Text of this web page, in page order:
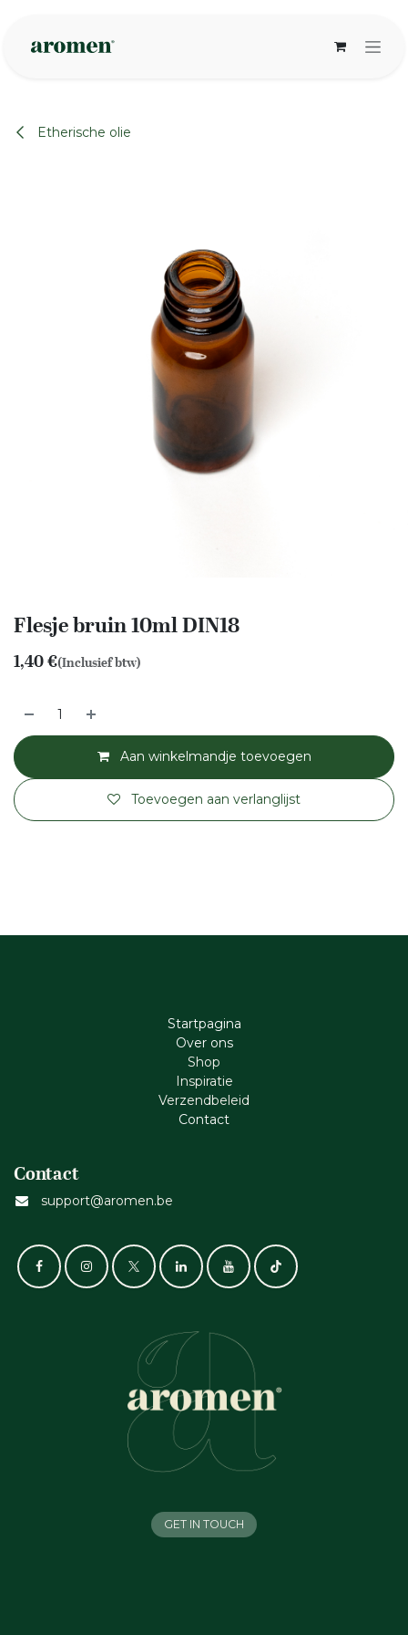
Etherische olie
Flesje bruin 10ml DIN18
1,40€(Inclusief btw)
Aan winkelmandje toevoegen
Toevoegen aan verlanglijst
Startpagina
Ove​r​ ons
Shop
Inspiratie
Verzendbeleid
Cont​act
Contact
support@aromen.be
GET IN TOUCH